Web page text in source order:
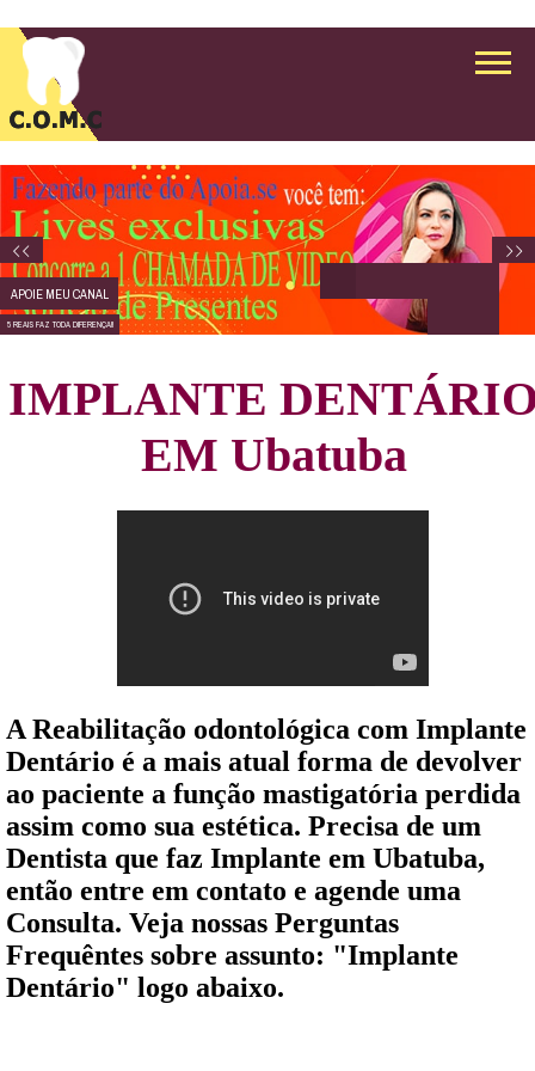
APOIE MEU CANAL
5 REAIS FAZ TODA DIFERENÇA!!
IMPLANTE
EM Ubatuba
A Reabilitação odontológica com Implante
Dentário é a mais atual forma de devolver
ao paciente a função mastigatória perdida
assim como sua estética. Precisa de um
Dentista que faz Implante em Ubatuba,
então entre em contato e agende uma
Consulta. Veja nossas Perguntas
Frequêntes sobre assunto: "Implante
Dentário" logo abaixo.